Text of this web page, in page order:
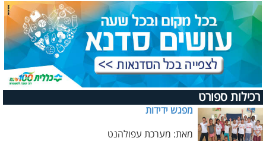
רכילות ספורט
מפגש ידידות
מאת: מערכת עפולהנט